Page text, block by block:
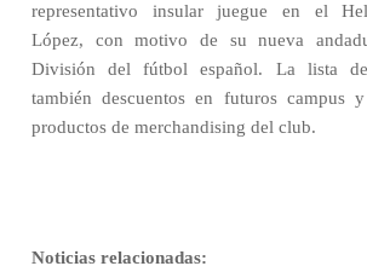
representativo insular juegue en el
López, con motivo de su nueva
División del fútbol español. La lista
también descuentos en futuros campus
productos de merchandising del club.
Noticias relacionadas: